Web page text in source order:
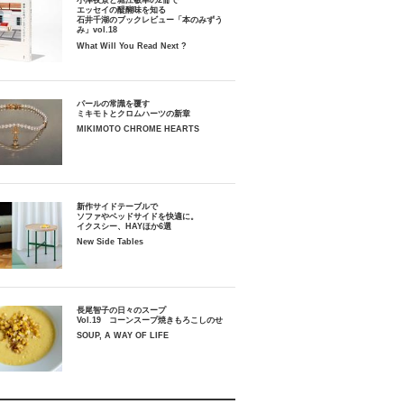
エッセイの醍醐味を知る
石井千湖のブックレビュー「本のみずう
み」vol.18
What Will You Read Next ?
パールの常識を覆す
ミキモトとクロムハーツの新章
MIKIMOTO CHROME HEARTS
新作サイドテーブルで
ソファやベッドサイドを快適に。
イクスシー、HAYほか6選
New Side Tables
長尾智子の日々のスープ
Vol.19 コーンスープ焼きもろこしのせ
SOUP, A WAY OF LIFE